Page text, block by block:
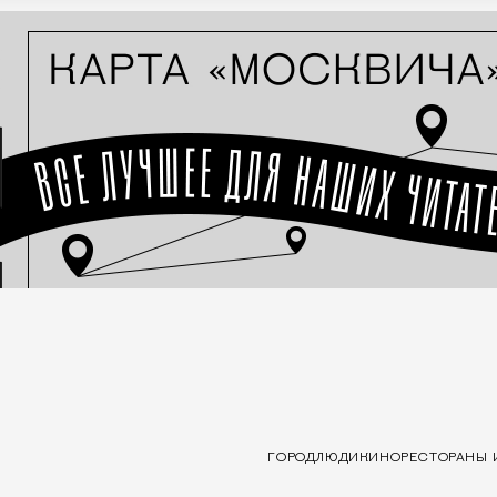
ГОРОДЛЮДИ КИНОРЕСТОРАНЫ